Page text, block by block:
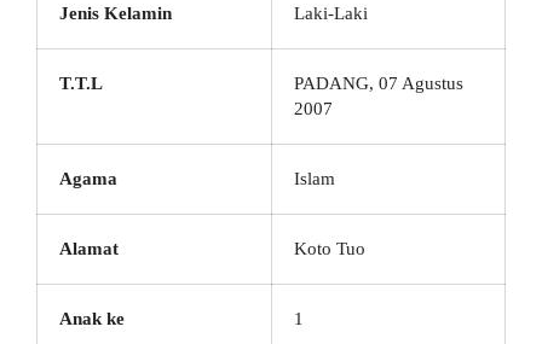
Jenis Kelamin Laki-Laki
T.T.L
PADANG, 07 Agustus
2007
Agama Islam
Alamat Koto Tuo
Anak ke 1